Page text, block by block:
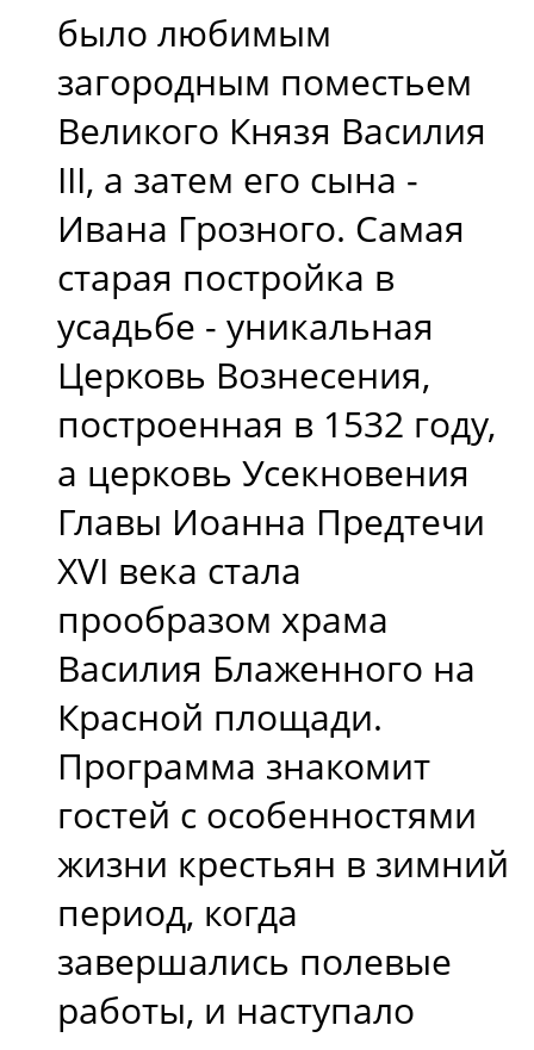
было любимым
загородным поместьем
Великого Князя Василия
III, а затем его сына -
Ивана Грозного. Самая
старая постройка в
усадьбе - уникальная
Церковь Вознесения,
построенная в 1532 году,
а церковь Усекновения
Главы Иоанна Предтечи
XVI века стала
прообразом храма
Василия Блаженного на
Красной площади.
Программа знакомит
гостей с особенностями
жизни крестьян в зимний
период, когда
завершались полевые
работы, и наступало